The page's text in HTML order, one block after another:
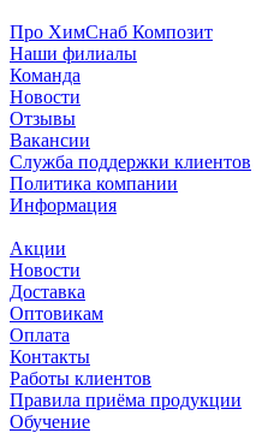
Про ХимСнаб Композит
Наши филиалы
Команда
Новости
Отзывы
Вакансии
Служба поддержки клиентов
Политика компании
Информация
Акции
Новости
Доставка
Оптовикам
Оплата
Контакты
Работы клиентов
Правила приёма продукции
Обучение